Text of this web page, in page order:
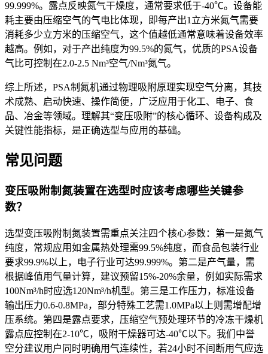
99.999%。露点反映氮气干燥度，通常要求低于-40℃。设备能
耗主要由压缩空气的气电比体现，即每产出1立方米氮气需要
消耗多少立方米的压缩空气，这个值越低通常意味着设备效率
越高。例如，对于产出纯度为99.5%的氮气，优质的PSA设备
气比可控制在2.0-2.5 Nm³空气/Nm³氮气。
综上所述，PSA制氮机通过物理吸附原理实现空气分离，其技
术成熟、启动快速、操作简便，广泛应用于化工、电子、食
品、冶金等领域。理解其“变压吸附”的核心循环、设备构成及
关键性能指标，是正确选型与应用的基础。
常见问题
变压吸附制氮装置在选型时应该考虑哪些关键参
数？
选型变压吸附制氮装置需重点关注四个核心参数：第一是氮气
纯度，常规应用如金属热处理需99.5%纯度，而食品包装行业
要求99.9%以上，电子行业可达99.999%。第二是产气量，需
根据峰值用气量计算，建议预留15%-20%余量，例如实际需求
100Nm³/h时应选120Nm³/h机型。第三是工作压力，标准设备
输出压力0.6-0.8MPa，部分特殊工艺需1.0MPa以上则需增配增
压系统。第四是露点要求，压缩空气预处理环节的冷冻干燥机
露点应控制在2-10℃，吸附干燥器可达-40℃以下。我们中誉
空分建议用户同时明确用气连续性，若24小时不间断用气应选